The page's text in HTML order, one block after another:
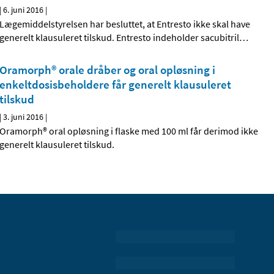
|6. juni 2016 |
Lægemiddelstyrelsen har besluttet, at Entresto ikke skal have
generelt klausuleret tilskud. Entresto indeholder sacubitril…
Oramorph® orale dråber og oral opløsning i
enkeltdosisbeholdere får generelt klausuleret
tilskud
|3. juni 2016 |
Oramorph® oral opløsning i flaske med 100 ml får derimod ikke
generelt klausuleret tilskud.